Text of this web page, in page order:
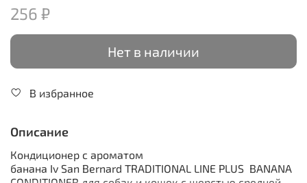
256 ₽
Нет в наличии
В избранное
Описание
Кондиционер с ароматом
банана Iv San Bernard TRADITIONAL LINE PLUS BANANA